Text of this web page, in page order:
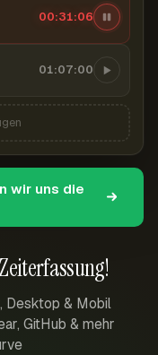
Desktop & Mobil
GitHub & mehr
00:31:07
01:07:00
wir uns die